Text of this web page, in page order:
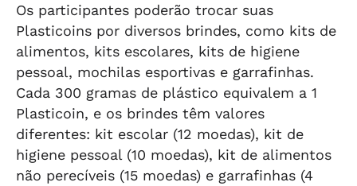
Os participantes poderão trocar suas
Plasticoins por diversos brindes, como kits de
alimentos, kits escolares, kits de higiene
pessoal, mochilas esportivas e garrafinhas.
Cada 300 gramas de plástico equivalem a 1
Plasticoin, e os brindes têm valores
diferentes: kit escolar (12 moedas), kit de
higiene pessoal (10 moedas), kit de alimentos
não perecíveis (15 moedas) e garrafinhas (4